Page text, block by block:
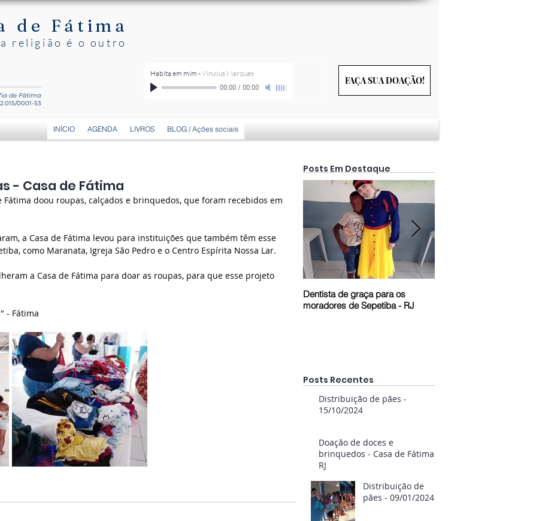
de Fátima
religião é o outro
de Fátima
0001-53
Habita em mim -Vinicius Marques
00:00/ 00:00
FAÇA SUA DOAÇÃO!
INÍCIO AGENDA LIVROS BLOG / Ações sociais
- Casa de Fátima
Fátima doou roupas, calçados e brinquedos, que foram recebidos em
a Casa de Fátima levou para instituições que também têm esse
como Maranata, Igreja São Pedro e o Centro Espírita Nossa Lar.
a Casa de Fátima para doar as roupas, para que esse projeto
- Fátima
Posts Em Destaque
Dentista de graça para os
moradores de Sepetiba - RJ
Posts Recentes
Distribuição de pães -
15/10/2024
Doação de doces e
brinquedos - Casa de Fátima
RJ
Distribuição de
pães - 09/01/2024